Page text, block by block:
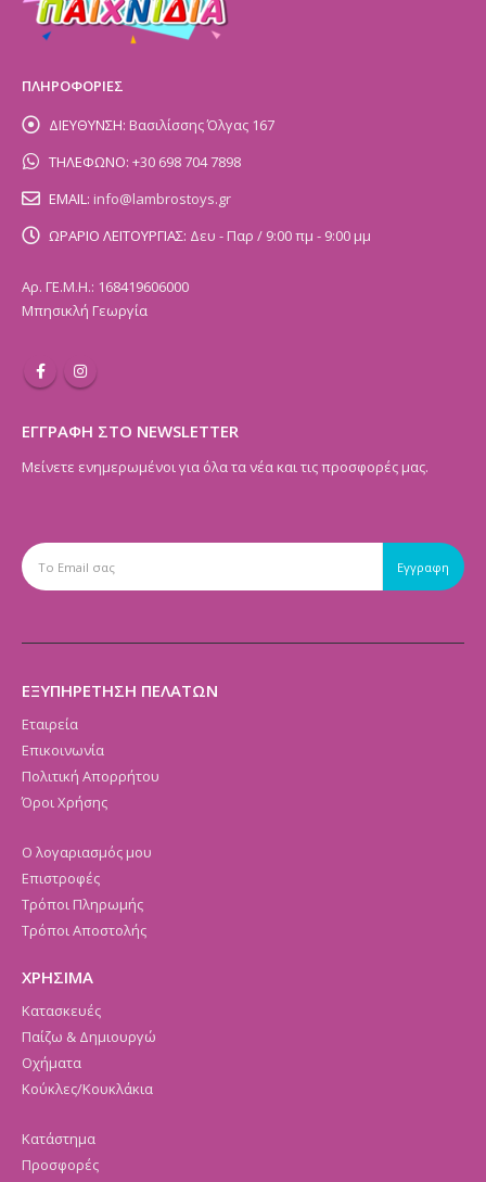
ΠΛΗΡΟΦΟΡΙΕΣ
ΔΙΕΥΘΥΝΣΗ: Βασιλίσσης Όλγας 167
ΤΗΛΕΦΩΝΟ: +30 698 704 7898
EMAIL: info@lambrostoys.gr
ΩΡΑΡΙΟ ΛΕΙΤΟΥΡΓΙΑΣ: Δευ - Παρ / 9:00 πμ - 9:00 μμ
Αρ. ΓΕ.Μ.Η.: 168419606000
Μπησικλή Γεωργία
ΕΓΓΡΑΦΗ ΣΤΟ NEWSLETTER
Μείνετε ενημερωμένοι για όλα τα νέα και τις προσφορές μας.
ΕΞΥΠΗΡΕΤΗΣΗ ΠΕΛΑΤΩΝ
Εταιρεία
Επικοινωνία
Πολιτική Απορρήτου
Όροι Χρήσης
Ο λογαριασμός μου
Επιστροφές
Τρόποι Πληρωμής
Τρόποι Αποστολής
ΧΡΗΣΙΜΑ
Κατασκευές
Παίζω & Δημιουργώ
Οχήματα
Κούκλες/Κουκλάκια
Κατάστημα
Προσφορές